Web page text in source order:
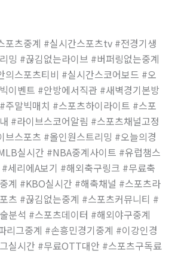
포츠중계 #실시간스포츠tv #전경기생
밍 #끊김없는라이브 #버퍼링없는중계
의스포츠티비 #실시간스코어보드 #오
이벤트 #안방에서직관 #새벽경기본방
주말빅매치 #스포츠하이라이트 #스포
#라이브스코어알림 #스포츠채널고정
브스포츠 #올인원스트리밍 #오늘의경
실시간 #NBA중계사이트 #유럽챔스
세리에A보기 #해외축구링크 #무료축
계 #KBO실시간 #해축채널 #스포츠라
츠 #끊김없는중계 #스포츠커뮤니티 #
분석 #스포츠데이터 #해외야구중계
리그중계 #손흥민경기중계 #이강인경
실시간 #무료OTT대안 #스포츠구독료